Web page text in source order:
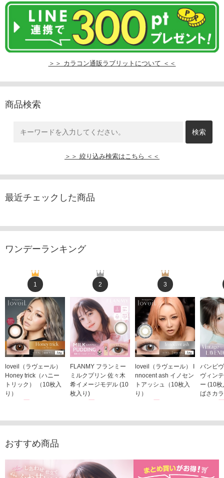
＞＞ カラコン通販ラブリットについて ＜＜
商品検索
＞＞ 絞り込み検索はこちら ＜＜
最近チェックした商品
ワンデーランキング
1
loveil（ラヴェール）
Honey trick（ハニー
トリック） （10枚入
り）
2
FLANMY フランミー
ミルクプリン 佐々木
希イメージモデル (10
枚入り)
3
loveil（ラヴェール） I
nnocent ash イノセン
トアッシュ（10枚入
り）
バンビ
ヴィン
ー (10
ばさカ
おすすめ商品